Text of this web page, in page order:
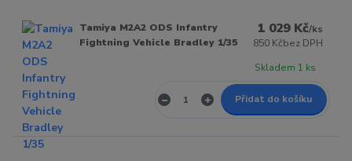
Tamiya M2A2 ODS Infantry
Fightning Vehicle Bradley 1/35
1 029 Kč/ks
850 Kčbez DPH
Skladem 1 ks
Přidat do košíku